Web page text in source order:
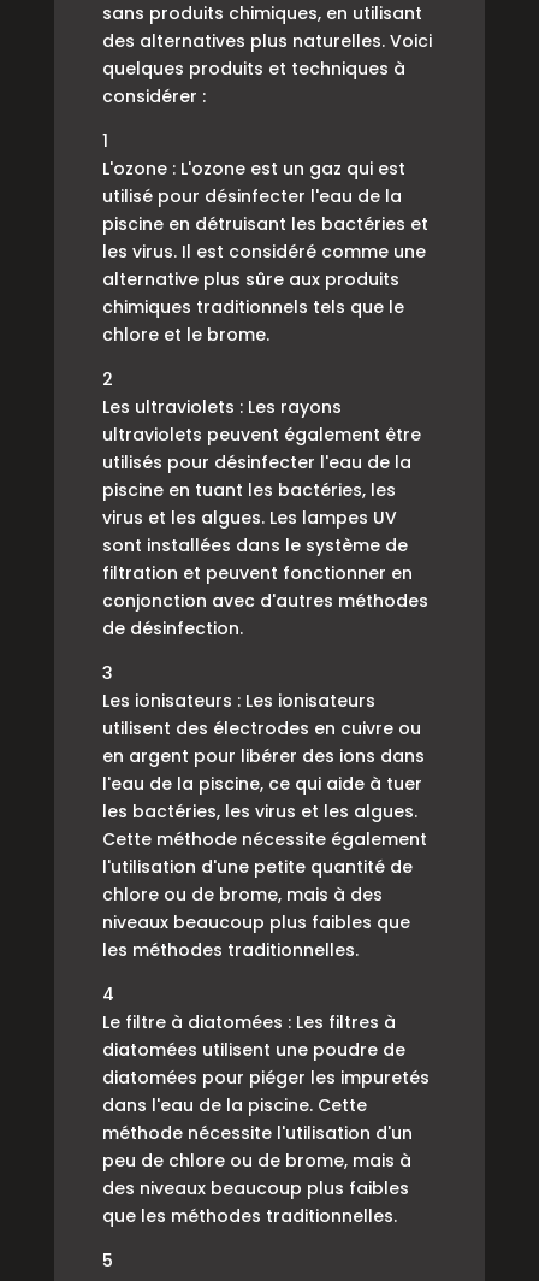
sans produits chimiques, en utilisant
des alternatives plus naturelles. Voici
quelques produits et techniques à
considérer :
1
L'ozone : L'ozone est un gaz qui est
utilisé pour désinfecter l'eau de la
piscine en détruisant les bactéries et
les virus. Il est considéré comme une
alternative plus sûre aux produits
chimiques traditionnels tels que le
chlore et le brome.
2
Les ultraviolets : Les rayons
ultraviolets peuvent également être
utilisés pour désinfecter l'eau de la
piscine en tuant les bactéries, les
virus et les algues. Les lampes UV
sont installées dans le système de
filtration et peuvent fonctionner en
conjonction avec d'autres méthodes
de désinfection.
3
Les ionisateurs : Les ionisateurs
utilisent des électrodes en cuivre ou
en argent pour libérer des ions dans
l'eau de la piscine, ce qui aide à tuer
les bactéries, les virus et les algues.
Cette méthode nécessite également
l'utilisation d'une petite quantité de
chlore ou de brome, mais à des
niveaux beaucoup plus faibles que
les méthodes traditionnelles.
4
Le filtre à diatomées : Les filtres à
diatomées utilisent une poudre de
diatomées pour piéger les impuretés
dans l'eau de la piscine. Cette
méthode nécessite l'utilisation d'un
peu de chlore ou de brome, mais à
des niveaux beaucoup plus faibles
que les méthodes traditionnelles.
5